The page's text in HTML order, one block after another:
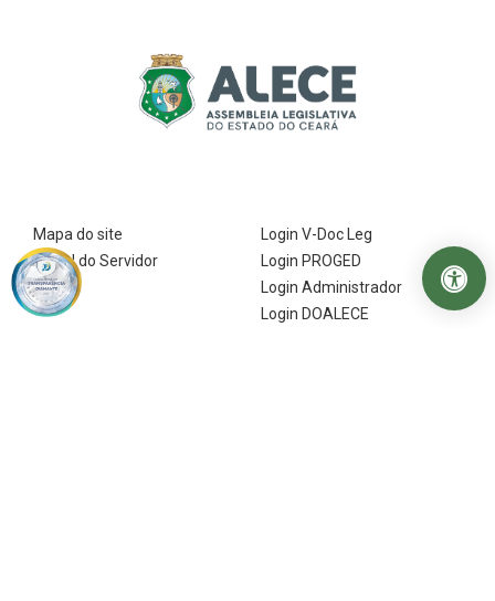
Mapa do site
Portal do Servidor
Login V-Doc Leg
Login PROGED
Login Administrador
Login DOALECE